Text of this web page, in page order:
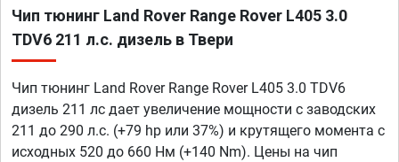
Чип тюнинг Land Rover Range Rover L405 3.0
TDV6 211 л.с. дизель в Твери
Чип тюнинг Land Rover Range Rover L405 3.0 TDV6
дизель 211 лс дает увеличение мощности с заводских
211 до 290 л.с. (+79 hp или 37%) и крутящего момента с
исходных 520 до 660 Нм (+140 Nm). Цены на чип